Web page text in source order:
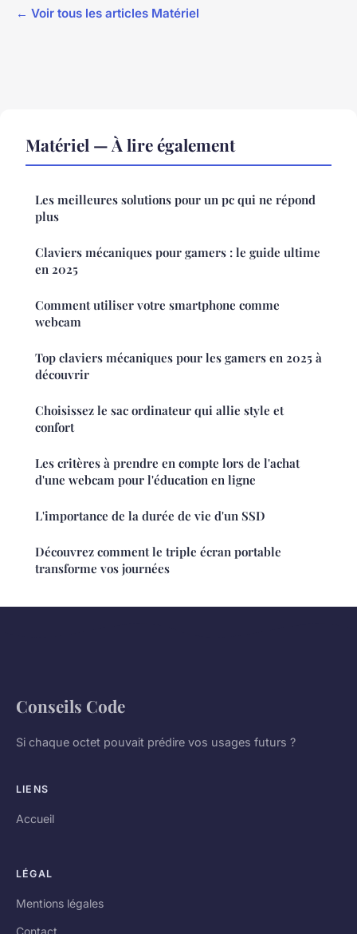
← Voir tous les articles Matériel
Matériel — À lire également
Les meilleures solutions pour un pc qui ne répond
plus
Claviers mécaniques pour gamers : le guide ultime
en 2025
Comment utiliser votre smartphone comme
webcam
Top claviers mécaniques pour les gamers en 2025 à
découvrir
Choisissez le sac ordinateur qui allie style et
confort
Les critères à prendre en compte lors de l'achat
d'une webcam pour l'éducation en ligne
L'importance de la durée de vie d'un SSD
Découvrez comment le triple écran portable
transforme vos journées
Conseils Code
Si chaque octet pouvait prédire vos usages futurs ?
LIENS
Accueil
LÉGAL
Mentions légales
Contact